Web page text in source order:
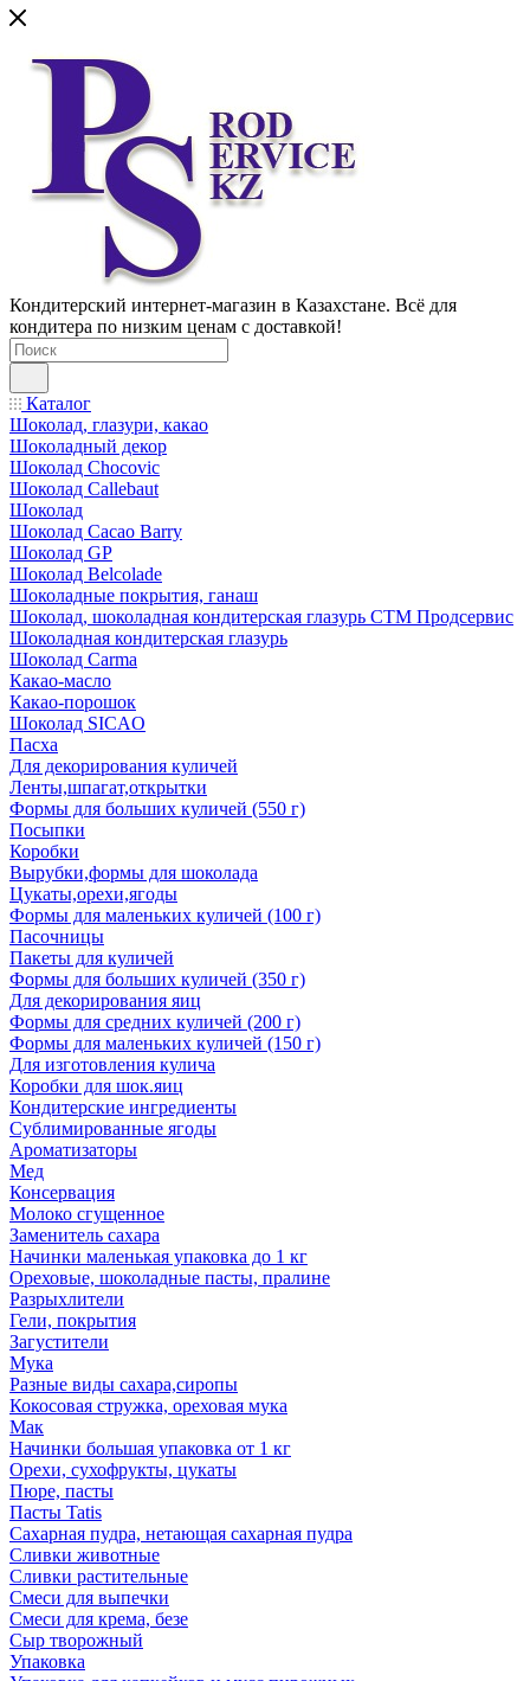
Кондитерский интернет-магазин в Казахстане. Всё для
кондитера по низким ценам с доставкой!
Каталог
Шоколад, глазури, какао
Шоколадный декор
Шоколад Chocovic
Шоколад Callebaut
Шоколад
Шоколад Cacao Barry
Шоколад GP
Шоколад Belcolade
Шоколадные покрытия, ганаш
Шоколад, шоколадная кондитерская глазурь СТМ Продсервис
Шоколадная кондитерская глазурь
Шоколад Carma
Какао-масло
Какао-порошок
Шоколад SICAO
Пасха
Для декорирования куличей
Ленты,шпагат,открытки
Формы для больших куличей (550 г)
Посыпки
Коробки
Вырубки,формы для шоколада
Цукаты,орехи,ягоды
Формы для маленьких куличей (100 г)
Пасочницы
Пакеты для куличей
Формы для больших куличей (350 г)
Для декорирования яиц
Формы для средних куличей (200 г)
Формы для маленьких куличей (150 г)
Для изготовления кулича
Коробки для шок.яиц
Кондитерские ингредиенты
Сублимированные ягоды
Ароматизаторы
Мед
Консервация
Молоко сгущенное
Заменитель сахара
Начинки маленькая упаковка до 1 кг
Ореховые, шоколадные пасты, пралине
Разрыхлители
Гели, покрытия
Загустители
Мука
Разные виды сахара,сиропы
Кокосовая стружка, ореховая мука
Мак
Начинки большая упаковка от 1 кг
Орехи, сухофрукты, цукаты
Пюре, пасты
Пасты Tatis
Сахарная пудра, нетающая сахарная пудра
Сливки животные
Сливки растительные
Смеси для выпечки
Смеси для крема, безе
Сыр творожный
Упаковка